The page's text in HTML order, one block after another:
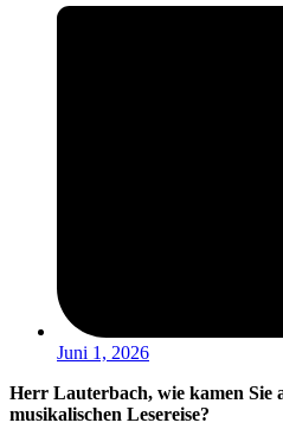
Juni 1, 2026
Herr Lauterbach, wie kamen Sie
musikalischen Lesereise?